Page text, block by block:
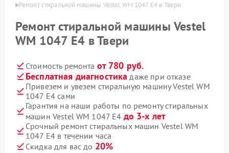
Ремонт стиральной машины Vestel WM 1047 E4 в Твери
Ремонт стиральной машины Vestel
WM 1047 E4 в Твери
Стоимость ремонта от 780 руб.
Бесплатная диагностика даже при отказе
Привезем и увезем стиральную машину Vestel WM
1047 E4 сами
Гарантия на наши работы по ремонту стиральных
машин Vestel WM 1047 E4 до 3-х лет
Срочный ремонт стиральных машин Vestel WM
1047 E4 в течении часа
Скидка для вас до 20%